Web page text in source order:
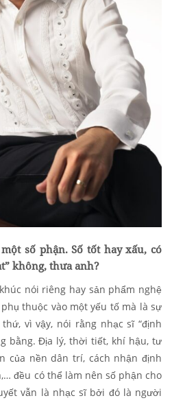
số phận. Số tốt hay xấu, có
không, thưa anh?
nói riêng hay sản phẩm nghệ
thuộc vào một yếu tố mà là sự
vì vậy, nói rằng nhạc sĩ “định
bằng. Địa lý, thời tiết, khí hậu, tư
của nền dân trí, cách nhận định
đều có thể làm nên số phận cho
vẫn là nhạc sĩ bởi đó là người